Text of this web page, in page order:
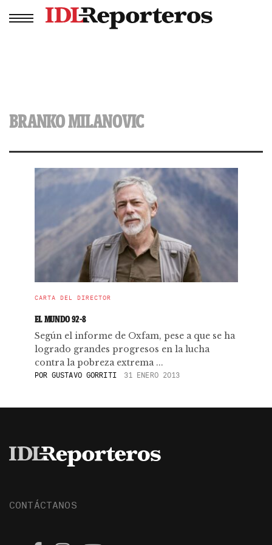
BRANKO MILANOVIC
CARTA DEL DIRECTOR
EL MUNDO 92-8
Según el informe de Oxfam, pese a que se ha
logrado grandes progresos en la lucha
contra la pobreza extrema ...
POR GUSTAVO GORRITI 31 ENERO 2013
CONTÁCTANOS